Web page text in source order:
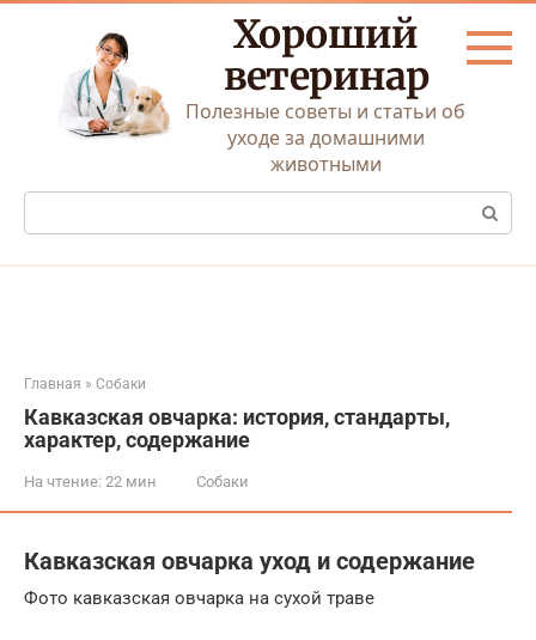
Перейти
Хороший
ветеринар
Полезные советы и статьи об
уходе за домашними
животными
Поиск:
Главная » Собаки
Кавказская овчарка: история, стандарты,
характер, содержание
На чтение: 22 мин Собаки
Кавказская овчарка уход и содержание
Фото кавказская овчарка на сухой траве